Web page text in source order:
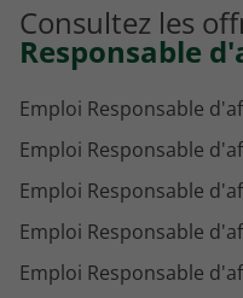
Consultez les
Responsable
Emploi Responsable
Emploi Responsable
Emploi Responsable
Emploi Responsable
Emploi Responsable